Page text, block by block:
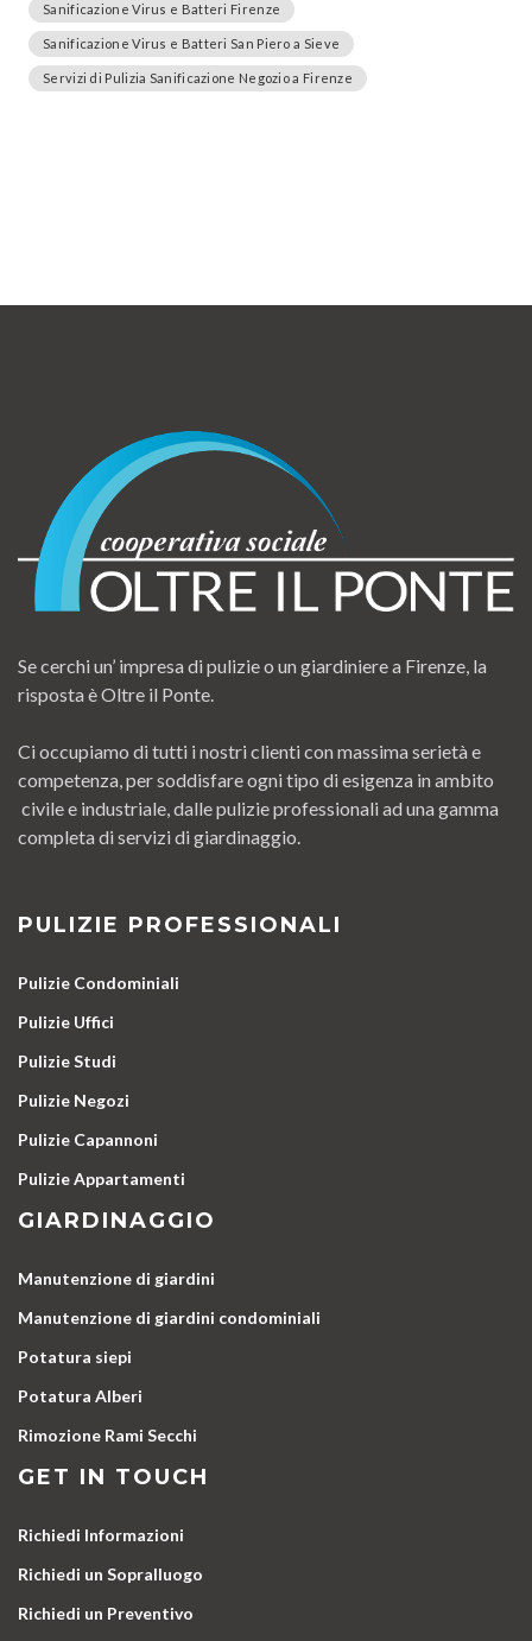
Sanificazione Virus e Batteri Firenze
Sanificazione Virus e Batteri San Piero a Sieve
Servizi di Pulizia Sanificazione Negozio a Firenze
Se cerchi un’ impresa di pulizie o un giardiniere a Firenze, la
risposta è Oltre il Ponte.
Ci occupiamo di tutti i nostri clienti con massima serietà e
competenza, per soddisfare ogni tipo di esigenza in ambito
civile e industriale, dalle pulizie professionali ad una gamma
completa di servizi di giardinaggio.
PULIZIE PROFESSIONALI
Pulizie Condominiali
Pulizie Uffici
Pulizie Studi
Pulizie Negozi
Pulizie Capannoni
Pulizie Appartamenti
GIARDINAGGIO
Manutenzione di giardini
Manutenzione di giardini condominiali
Potatura siepi
Potatura Alberi
Rimozione Rami Secchi
GET IN TOUCH
Richiedi Informazioni
Richiedi un Sopralluogo
Richiedi un Preventivo